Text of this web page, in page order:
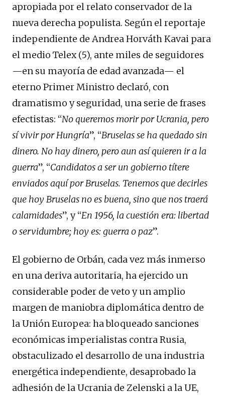
apropiada por el relato conservador de la
nueva derecha populista. Según el reportaje
independiente de Andrea Horváth Kavai para
el medio Telex (5), ante miles de seguidores
—en su mayoría de edad avanzada— el
eterno Primer Ministro declaró, con
dramatismo y seguridad, una serie de frases
efectistas: “No queremos morir por Ucrania, pero
sí vivir por Hungría”, “Bruselas se ha quedado sin
dinero. No hay dinero, pero aun así quieren ir a la
guerra”, “Candidatos a ser un gobierno títere
enviados aquí por Bruselas. Tenemos que decirles
que hoy Bruselas no es buena, sino que nos traerá
calamidades”, y “En 1956, la cuestión era: libertad
o servidumbre; hoy es: guerra o paz”.
El gobierno de Orbán, cada vez más inmerso
en una deriva autoritaria, ha ejercido un
considerable poder de veto y un amplio
margen de maniobra diplomática dentro de
la Unión Europea: ha bloqueado sanciones
económicas imperialistas contra Rusia,
obstaculizado el desarrollo de una industria
energética independiente, desaprobado la
adhesión de la Ucrania de Zelenski a la UE,